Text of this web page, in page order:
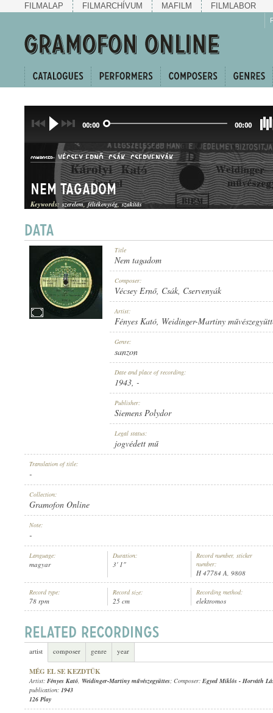
FILMALAP FILMARCHÍVUM MAFILM FILMLABOR
00:00 00:00
COMPOSER: VÉCSEY ERNŐ,CSÁK,CSERVENYÁK
SIEMENS POLYDOR
RECORD NUMBER:
Nem tagadom
Keywords: szerelem féltékenység szakítás
Title
Nem tagadom
Composer:
Vécsey Ernő, Csák, Cservenyák
Artist:
Fényes Kató, Weidinger-Martiny
Genre:
sanzon
Date and place of recording:
1943, -
Publisher:
Siemens Polydor
Legal status:
jogvédett mű
Translation of title:
-
Collection:
Gramofon Online
Note:
-
Language:
magyar
Duration:
3' 1"
Record number, sticker
number:
H 47784 A, 9808
Record type:
78 rpm
Record size:
25 cm
Recording method:
elektromos
artist composer genre year
MÉG EL SE KEZDTÜK
Artist: Fényes Kató, Weidinger-Martiny művészegyüttes; Composer: Egyed Miklós - Horváth
publication: 1943
126 Play